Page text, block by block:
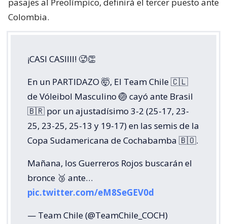
Colombia.
¡CASI CASIIII! 🥵👏
En un PARTIDAZO 🤯, El Team Chile 🇨🇱
de Vóleibol Masculino 🏐 cayó ante Brasil
🇧🇷 por un ajustadísimo 3-2 (25-17, 23-
25, 23-25, 25-13 y 19-17) en las semis de la
Copa Sudamericana de Cochabamba 🇧🇴.
Mañana, los Guerreros Rojos buscarán el
bronce 🥉 ante…
pic.twitter.com/eM8SeGEV0d
— Team Chile (@TeamChile_COCH)